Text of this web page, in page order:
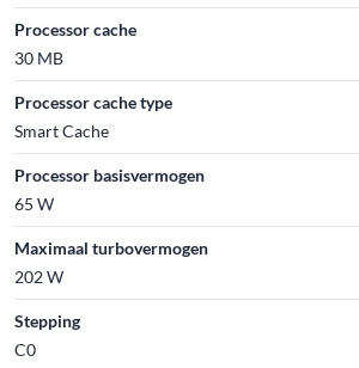
Processor cache
30 MB
Processor cache type
Smart Cache
Processor basisvermogen
65 W
Maximaal turbovermogen
202 W
Stepping
C0